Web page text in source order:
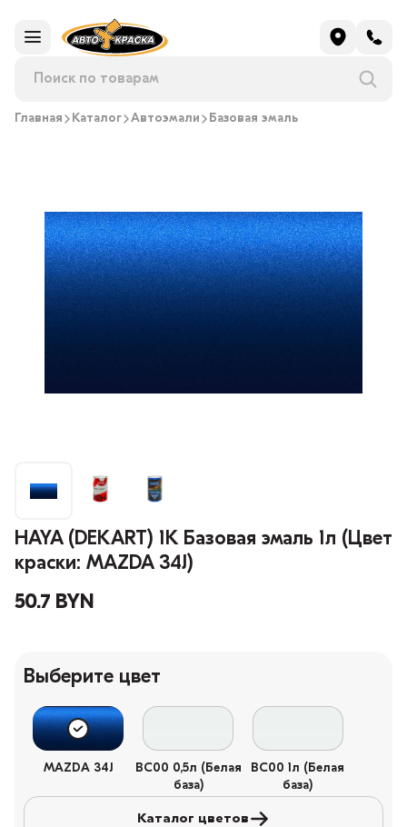
Главная Каталог Автоэмали Базовая эмаль
HAYA (DEKART) 1К Базовая эмаль 1л (Цвет
краски: MAZDA 34J)
50.7 BYN
Выберите цвет
MAZDA 34J
BC00 0,5л (Белая
база)
BC00 1л (Белая
база)
Каталог цветов